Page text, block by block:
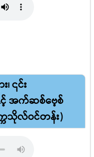
၎င်း
နှင့် အက်ဆစ်ဗေ့စ်
က္ကသိုလ်ဝင်တန်း)